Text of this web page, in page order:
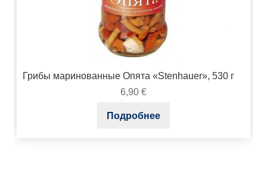
Грибы маринованные Опята «Stenhauer», 530 г
6,90 €
Подробнее